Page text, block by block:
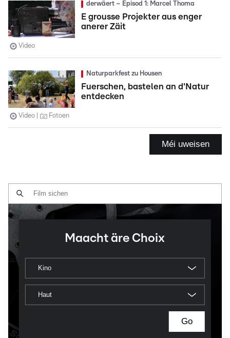
derwäert – Episod 1: Marcel Thoma
E grousse Projekter aus enger
anerer Zäit
Video
Naturparkfest zu Housen
Fuerschen, bastelen an d'Natur
entdecken
Video Fotoen
Méi uweisen
Maacht äre Choix
Kino
Haut
Go